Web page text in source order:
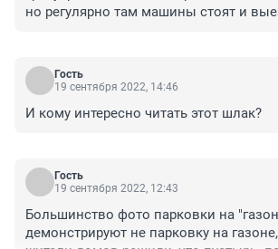
но регулярно там машины стоят и
там так же всегда все паркуются,
зимой прям к крыльцу подъезжают, не
настолько тупые все, и не понимаюь,
Гость
19 сентября 2022, 14:46
И кому интересно читать этот шлак?
Гость
19 сентября 2022, 12:43
Большинство фото парковки на
демонстрируют не парковку на